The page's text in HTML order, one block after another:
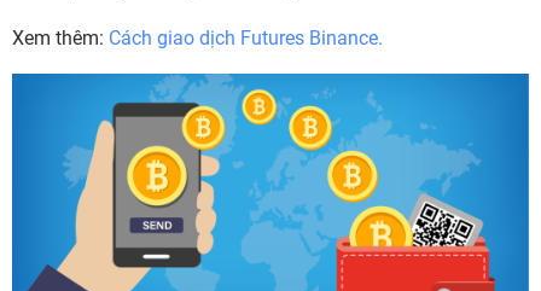
Xem thêm: Cách giao dịch Futures Binance.